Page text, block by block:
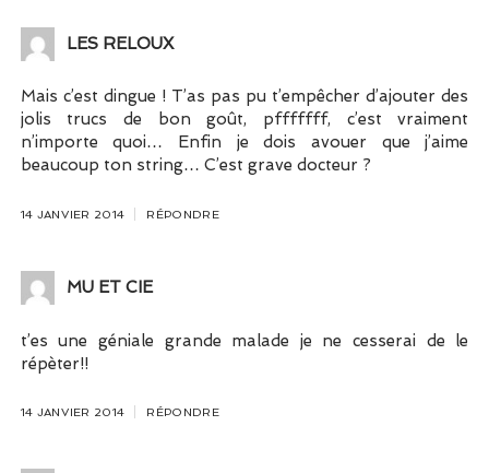
LES RELOUX
Mais c’est dingue ! T’as pas pu t’empêcher d’ajouter des
jolis trucs de bon goût, pfffffff, c’est vraiment
n’importe quoi… Enfin je dois avouer que j’aime
beaucoup ton string… C’est grave docteur ?
14 JANVIER 2014 RÉPONDRE
MU ET CIE
t’es une géniale grande malade je ne cesserai de le
répèter!!
14 JANVIER 2014 RÉPONDRE